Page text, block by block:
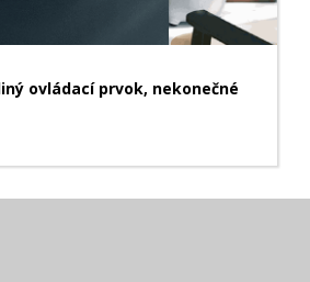
ovládací prvok, nekonečné